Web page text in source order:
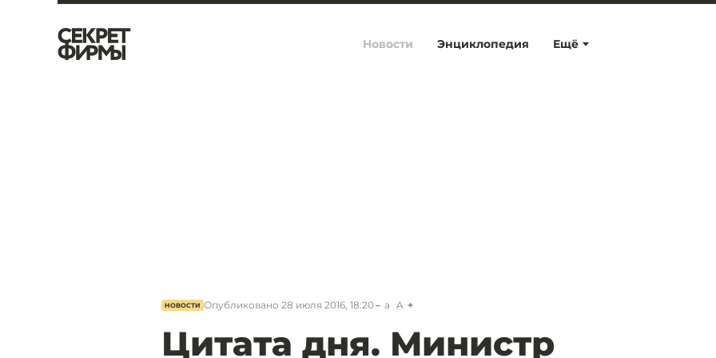
Ещё
Новости Энциклопедия
НОВОСТИ Опубликовано 28 июля 2016, 18:20 a A
Цитата дня. Министр